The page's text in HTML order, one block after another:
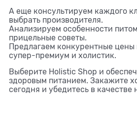
А еще консультируем каждого
выбрать производителя.
Анализируем особенности
прицельные советы.
Предлагаем конкурентные цены
супер-премиум и холистик.
Выберите Holistic Shop и
здоровым питанием. Закажите
сегодня и убедитесь в качестве